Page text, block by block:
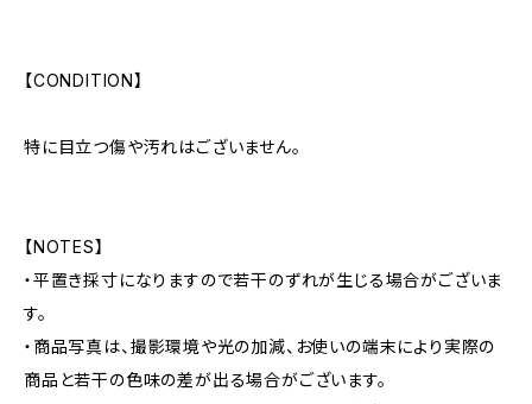
【CONDITION】
特に目立つ傷や汚れはございません。
【NOTES】
・平置き採寸になりますので若干のずれが生じる場合がございま
す。
・商品写真は、撮影環境や光の加減、お使いの端末により実際の
商品と若干の色味の差が出る場合がございます。